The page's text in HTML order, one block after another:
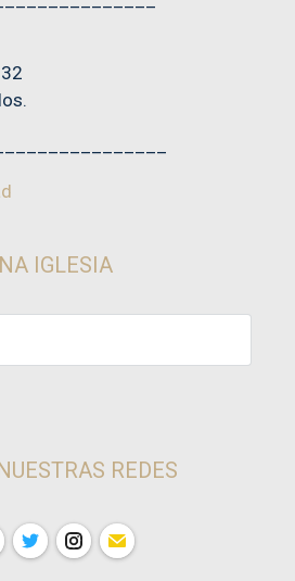
IGLESIA
REDES